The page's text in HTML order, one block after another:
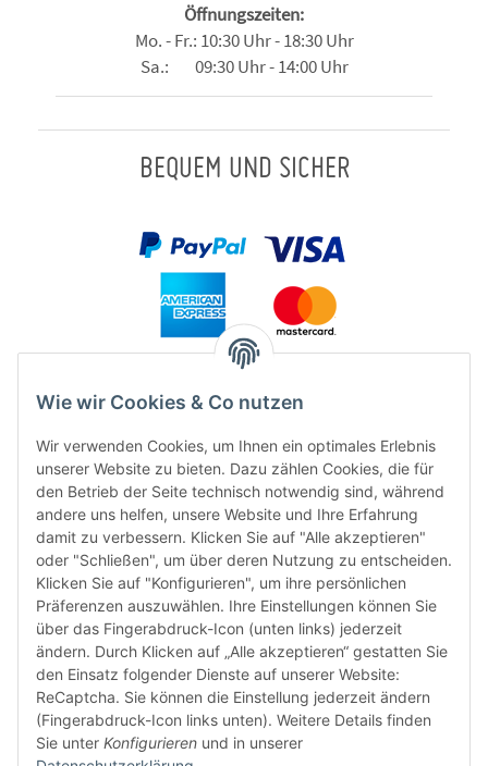
Öffnungszeiten:
Mo. - Fr.: 10:30 Uhr - 18:30 Uhr
Sa.: 09:30 Uhr - 14:00 Uhr
BEQUEM UND SICHER
FÜR EUCH UNTERWEGS
Wie wir Cookies & Co nutzen
Wir verwenden Cookies, um Ihnen ein optimales Erlebnis
unserer Website zu bieten. Dazu zählen Cookies, die für
den Betrieb der Seite technisch notwendig sind, während
andere uns helfen, unsere Website und Ihre Erfahrung
damit zu verbessern. Klicken Sie auf "Alle akzeptieren"
oder "Schließen", um über deren Nutzung zu entscheiden.
Klicken Sie auf "Konfigurieren", um ihre persönlichen
Präferenzen auszuwählen. Ihre Einstellungen können Sie
über das Fingerabdruck-Icon (unten links) jederzeit
ändern. Durch Klicken auf „Alle akzeptieren“ gestatten Sie
den Einsatz folgender Dienste auf unserer Website:
ReCaptcha. Sie können die Einstellung jederzeit ändern
(Fingerabdruck-Icon links unten). Weitere Details finden
Sie unter Konfigurieren und in unserer